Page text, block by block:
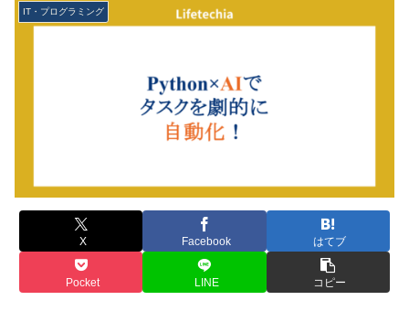
IT・プログラミング
X Facebook はてブ
Pocket LINE コピー